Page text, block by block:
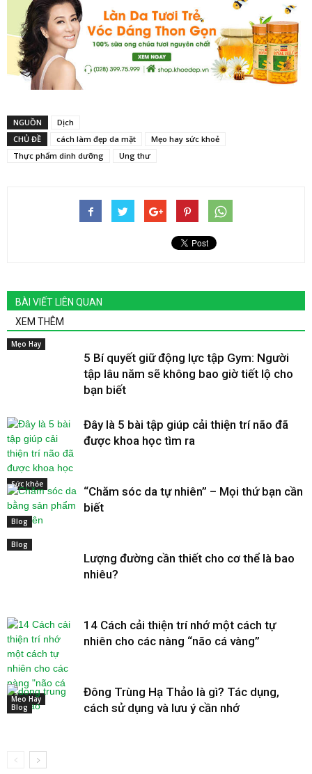
NGUỒN
Dịch
CHỦ ĐỀ
cách làm đẹp da mặt
Mẹo hay sức khoẻ
Thực phẩm dinh dưỡng
Ung thư
BÀI VIẾT LIÊN QUAN
XEM THÊM
Mẹo Hay
5 Bí quyết giữ động lực tập Gym: Người
tập lâu năm sẽ không bao giờ tiết lộ cho
bạn biết
Sức khỏe
Đây là 5 bài tập giúp cải thiện trí não đã
được khoa học tìm ra
Blog
“Chăm sóc da tự nhiên” – Mọi thứ bạn cần
biết
Blog
Lượng đường cần thiết cho cơ thể là bao
nhiêu?
Mẹo Hay
14 Cách cải thiện trí nhớ một cách tự
nhiên cho các nàng “não cá vàng”
Blog
Đông Trùng Hạ Thảo là gì? Tác dụng,
cách sử dụng và lưu ý cần nhớ